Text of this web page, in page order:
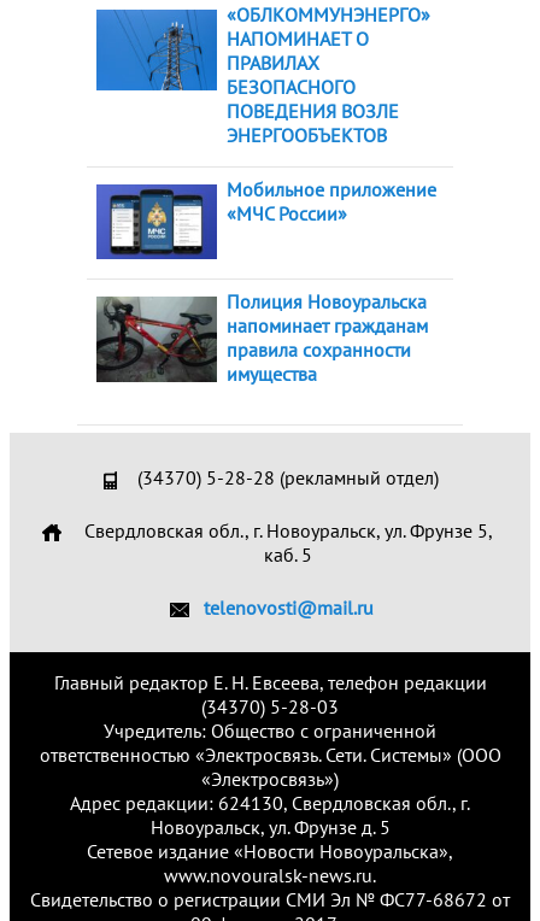
«ОБЛКОММУНЭНЕРГО»
НАПОМИНАЕТ О
ПРАВИЛАХ
БЕЗОПАСНОГО
ПОВЕДЕНИЯ ВОЗЛЕ
ЭНЕРГООБЪЕКТОВ
Мобильное приложение
«МЧС России»
Полиция Новоуральска
напоминает гражданам
правила сохранности
имущества
(34370) 5-28-28 (рекламный отдел)
Свердловская обл., г. Новоуральск, ул. Фрунзе 5,
каб. 5
telenovosti@mail.ru
Главный редактор Е. Н. Евсеева, телефон редакции
(34370) 5-28-03
Учредитель: Общество с ограниченной
ответственностью «Электросвязь. Сети. Системы» (ООО
«Электросвязь»)
Адрес редакции: 624130, Свердловская обл., г.
Новоуральск, ул. Фрунзе д. 5
Сетевое издание «Новости Новоуральска»,
www.novouralsk-news.ru.
Свидетельство о регистрации СМИ Эл № ФС77-68672 от